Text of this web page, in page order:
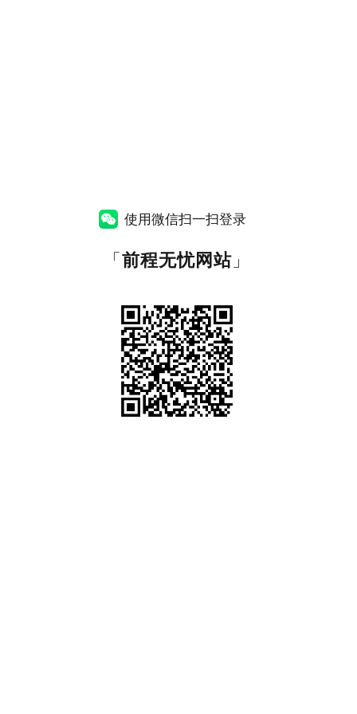
使用微信扫一扫登录
「前程无忧网站」